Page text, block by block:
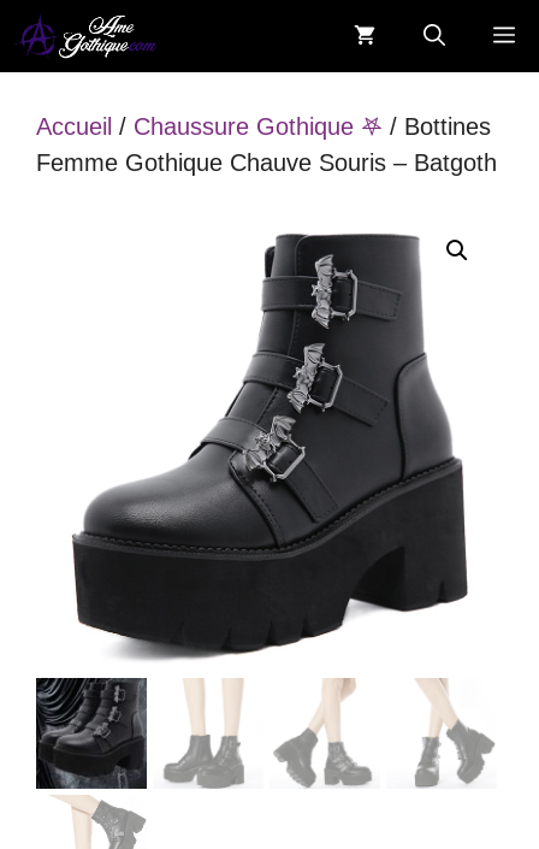
Aller
au
Accueil / Chaussure Gothique 𖤐 / Bottines
Femme Gothique Chauve Souris – Batgoth